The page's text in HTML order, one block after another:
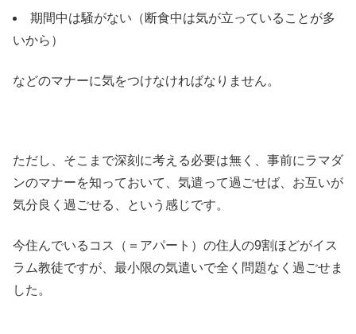
期間中は騒がない（断食中は気が立っていることが多
いから）
などのマナーに気をつけなければなりません。
ただし、そこまで深刻に考える必要は無く、事前にラマダ
ンのマナーを知っておいて、気遣って過ごせば、お互いが
気分良く過ごせる、という感じです。
今住んでいるコス（＝アパート）の住人の9割ほどがイス
ラム教徒ですが、最小限の気遣いで全く問題なく過ごせま
した。